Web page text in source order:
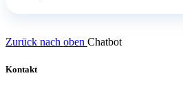
Zurück nach oben Chatbot
Kontakt